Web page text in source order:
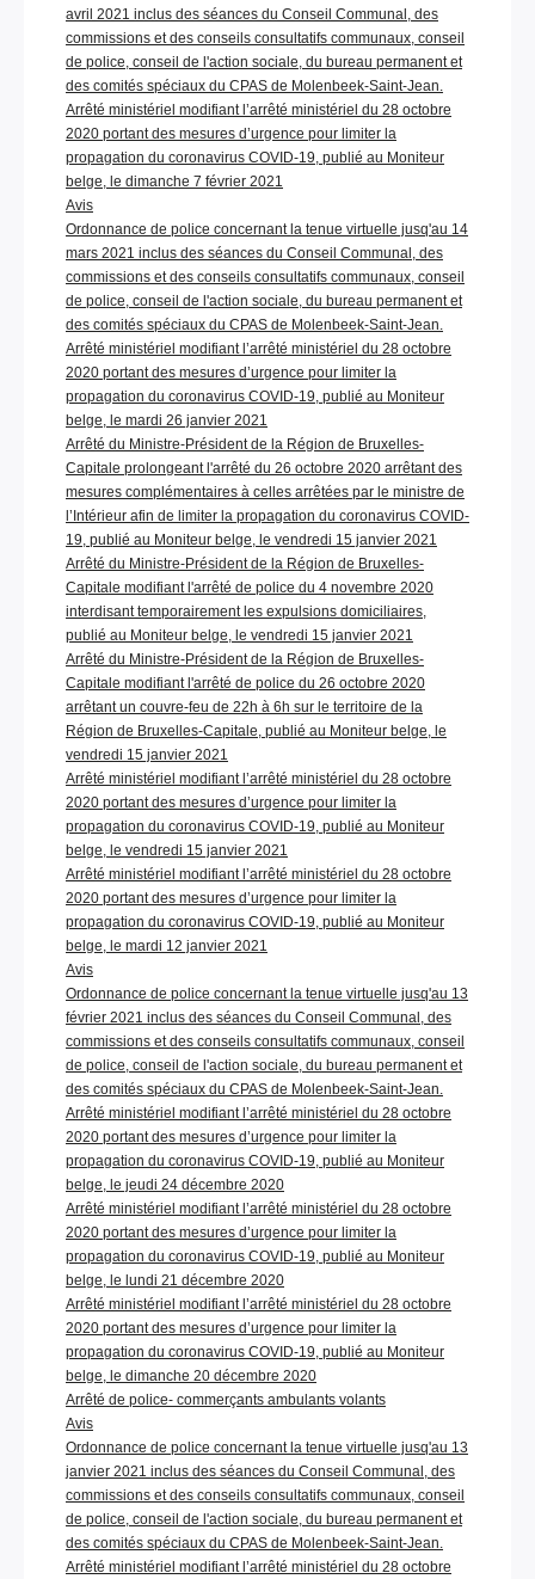
avril 2021 inclus des séances du Conseil Communal, des
commissions et des conseils consultatifs communaux, conseil
de police, conseil de l'action sociale, du bureau permanent et
des comités spéciaux du CPAS de Molenbeek-Saint-Jean.
Arrêté ministériel modifiant l’arrêté ministériel du 28 octobre
2020 portant des mesures d’urgence pour limiter la
propagation du coronavirus COVID-19, publié au Moniteur
belge, le dimanche 7 février 2021
Avis
Ordonnance de police concernant la tenue virtuelle jusq'au 14
mars 2021 inclus des séances du Conseil Communal, des
commissions et des conseils consultatifs communaux, conseil
de police, conseil de l'action sociale, du bureau permanent et
des comités spéciaux du CPAS de Molenbeek-Saint-Jean.
Arrêté ministériel modifiant l’arrêté ministériel du 28 octobre
2020 portant des mesures d’urgence pour limiter la
propagation du coronavirus COVID-19, publié au Moniteur
belge, le mardi 26 janvier 2021
Arrêté du Ministre-Président de la Région de Bruxelles-
Capitale prolongeant l'arrêté du 26 octobre 2020 arrêtant des
mesures complémentaires à celles arrêtées par le ministre de
l’Intérieur afin de limiter la propagation du coronavirus COVID-
19, publié au Moniteur belge, le vendredi 15 janvier 2021
Arrêté du Ministre-Président de la Région de Bruxelles-
Capitale modifiant l'arrêté de police du 4 novembre 2020
interdisant temporairement les expulsions domiciliaires,
publié au Moniteur belge, le vendredi 15 janvier 2021
Arrêté du Ministre-Président de la Région de Bruxelles-
Capitale modifiant l'arrêté de police du 26 octobre 2020
arrêtant un couvre-feu de 22h à 6h sur le territoire de la
Région de Bruxelles-Capitale, publié au Moniteur belge, le
vendredi 15 janvier 2021
Arrêté ministériel modifiant l’arrêté ministériel du 28 octobre
2020 portant des mesures d’urgence pour limiter la
propagation du coronavirus COVID-19, publié au Moniteur
belge, le vendredi 15 janvier 2021
Arrêté ministériel modifiant l’arrêté ministériel du 28 octobre
2020 portant des mesures d’urgence pour limiter la
propagation du coronavirus COVID-19, publié au Moniteur
belge, le mardi 12 janvier 2021
Avis
Ordonnance de police concernant la tenue virtuelle jusq'au 13
février 2021 inclus des séances du Conseil Communal, des
commissions et des conseils consultatifs communaux, conseil
de police, conseil de l'action sociale, du bureau permanent et
des comités spéciaux du CPAS de Molenbeek-Saint-Jean.
Arrêté ministériel modifiant l’arrêté ministériel du 28 octobre
2020 portant des mesures d’urgence pour limiter la
propagation du coronavirus COVID-19, publié au Moniteur
belge, le jeudi 24 décembre 2020
Arrêté ministériel modifiant l’arrêté ministériel du 28 octobre
2020 portant des mesures d’urgence pour limiter la
propagation du coronavirus COVID-19, publié au Moniteur
belge, le lundi 21 décembre 2020
Arrêté ministériel modifiant l’arrêté ministériel du 28 octobre
2020 portant des mesures d’urgence pour limiter la
propagation du coronavirus COVID-19, publié au Moniteur
belge, le dimanche 20 décembre 2020
Arrêté de police- commerçants ambulants volants
Avis
Ordonnance de police concernant la tenue virtuelle jusq'au 13
janvier 2021 inclus des séances du Conseil Communal, des
commissions et des conseils consultatifs communaux, conseil
de police, conseil de l'action sociale, du bureau permanent et
des comités spéciaux du CPAS de Molenbeek-Saint-Jean.
Arrêté ministériel modifiant l’arrêté ministériel du 28 octobre